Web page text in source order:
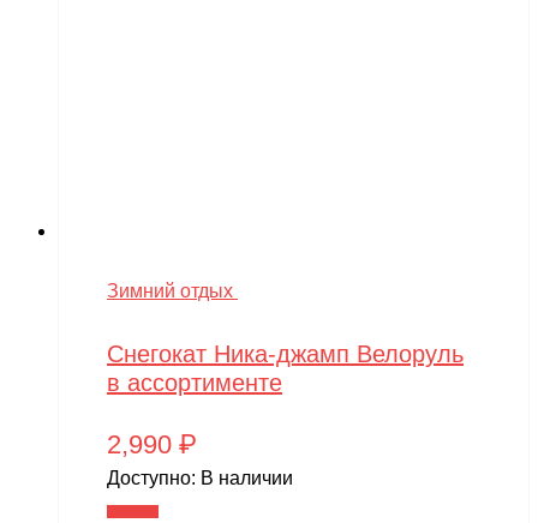
Зимний отдых
Снегокат Ника-джамп Велоруль
в ассортименте
2,990 ₽
Доступно: В наличии